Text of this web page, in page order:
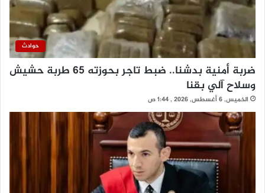
حوادث
ضربة أمنية بدشنا.. ضبط تاجر بحوزته 65 طربة حشيش
وسلاح آلي بقنا
الخميس, 6 أغسطس, 2026 , 1:44 ص